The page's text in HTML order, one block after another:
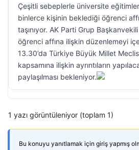
Çeşitli sebeplerle üniversite
binlerce kişinin beklediği öğrenci
taşınıyor. AK Parti Grup
öğrenci affına ilişkin düzenlemeyi
13.30’da Türkiye Büyük Millet
kapsamına ilişkin ayrıntıların
paylaşılması bekleniyor.
1 yazı görüntüleniyor (toplam 1)
Bu konuyu yanıtlamak için giriş yapmış